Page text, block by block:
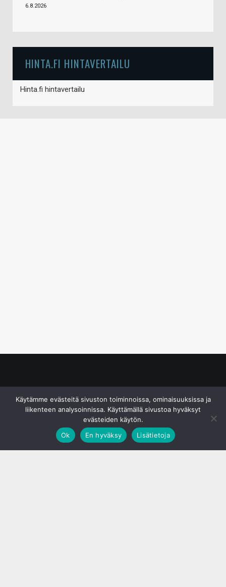
6.8.2026
HINTA.FI HINTAVERTAILU
Hinta.fi hintavertailu
Käytämme evästeitä sivuston toiminnoissa, ominaisuuksissa ja
liikenteen analysoinnissa. Käyttämällä sivustoa hyväksyt
evästeiden käytön.
Ok
En hyväksy Lisätietoja